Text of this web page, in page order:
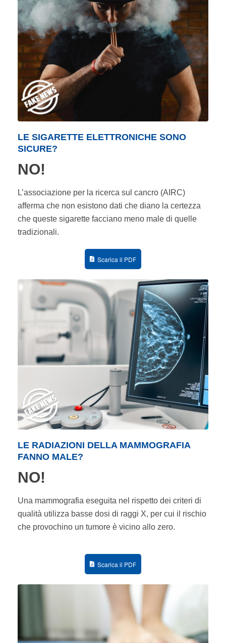
LE SIGARETTE ELETTRONICHE SONO
SICURE?
NO!
L’associazione per la ricerca sul cancro (AIRC)
afferma che non esistono dati che diano la certezza
che queste sigarette facciano meno male di quelle
tradizionali.
Scarica il PDF
LE RADIAZIONI DELLA MAMMOGRAFIA
FANNO MALE?
NO!
Una mammografia eseguita nel rispetto dei criteri di
qualità utilizza basse dosi di raggi X, per cui il rischio
che provochino un tumore è vicino allo zero.
Scarica il PDF